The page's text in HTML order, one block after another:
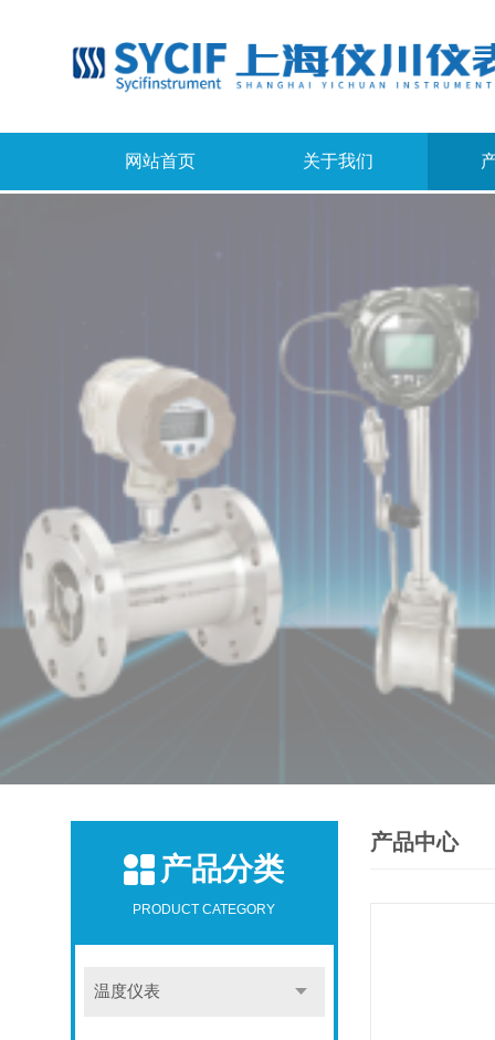
网站首页 关于我们
产品分类
PRODUCT CATEGORY
温度仪表
产品中心